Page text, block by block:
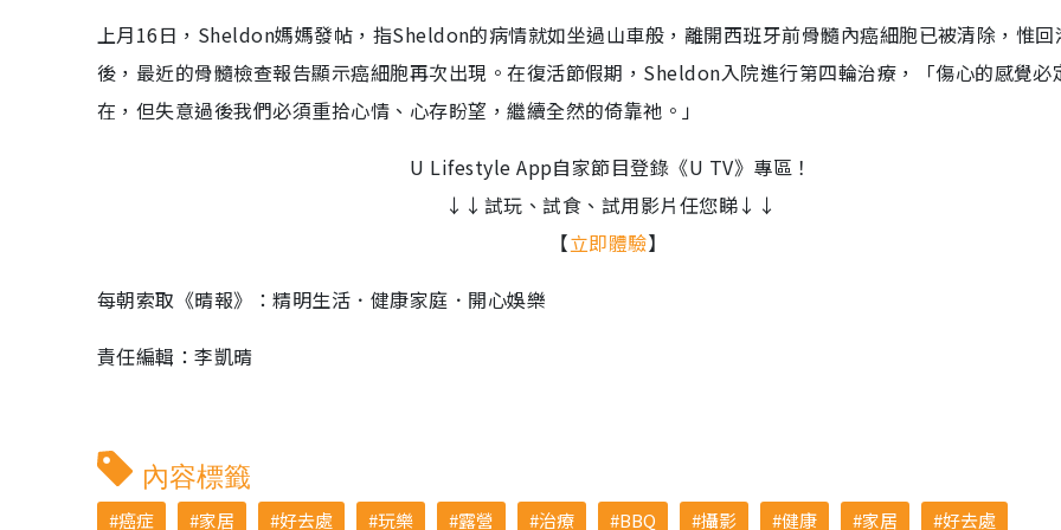
上月16日，Sheldon媽媽發帖，指Sheldon的病情就如坐過山車般，離開西班牙前骨髓內癌細胞已被清除，惟回
後，最近的骨髓檢查報告顯示癌細胞再次出現。在復活節假期，Sheldon入院進行第四輪治療，「傷心的感覺必
在，但失意過後我們必須重拾心情、心存盼望，繼續全然的倚靠祂。」
U Lifestyle App自家節目登錄《U TV》專區！
↓↓試玩、試食、試用影片任您睇↓↓
【立即體驗】
每朝索取《晴報》：精明生活．健康家庭．開心娛樂
責任編輯：李凱晴
內容標籤
癌症 家居 好去處 玩樂 露營 治療 BBQ 攝影 健康 家居 好去處